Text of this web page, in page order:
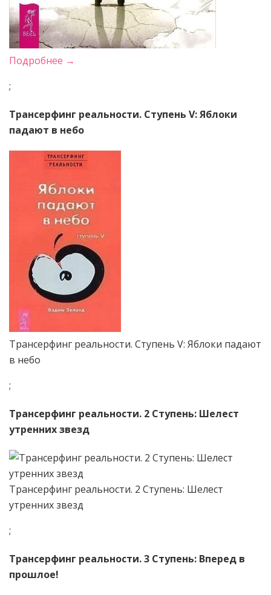
Подробнее →
;
Трансерфинг реальности. Ступень V: Яблоки
падают в небо
Трансерфинг реальности. Ступень V: Яблоки падают
в небо
;
Трансерфинг реальности. 2 Ступень: Шелест
утренних звезд
Трансерфинг реальности. 2 Ступень: Шелест
утренних звезд
;
Трансерфинг реальности. 3 Ступень: Вперед в
прошлое!